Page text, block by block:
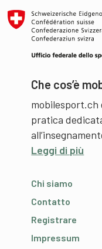
Che cos’è
mobilesport.ch
pratica
Leggi di più
Chi siamo
Contatto
Registrare
Impressum